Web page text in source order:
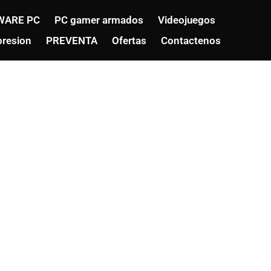
PC PC gamer armados
Videojuegos
PREVENTA Ofertas Contactenos